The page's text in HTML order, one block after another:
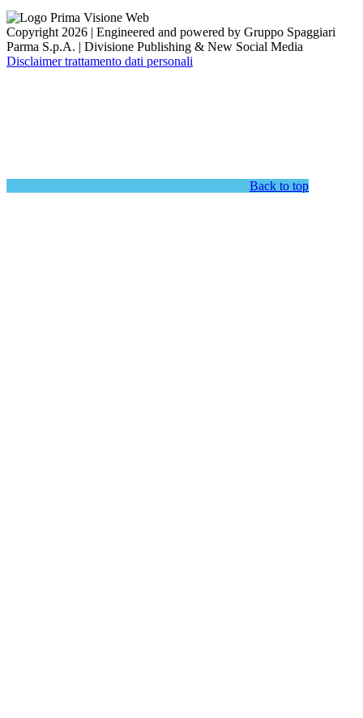
Copyright 2026 | Engineered and powered by Gruppo Spaggiari
Parma S.p.A. | Divisione Publishing & New Social Media
Disclaimer trattamento dati personali
Back to top